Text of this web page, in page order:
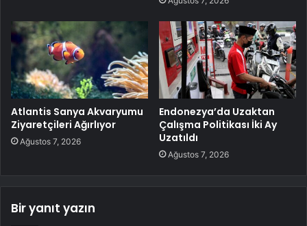
Atlantis Sanya Akvaryumu
Ziyaretçileri Ağırlıyor
Ağustos 7, 2026
Endonezya’da Uzaktan
Çalışma Politikası İki Ay
Uzatıldı
Ağustos 7, 2026
Bir yanıt yazın